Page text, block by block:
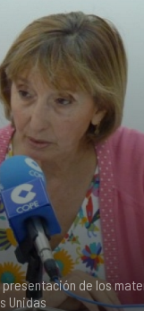
presentación de los
Unidas